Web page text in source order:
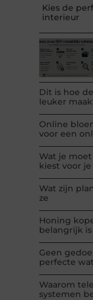
Kies de
interieur
Dit is hoe
leuker
Online
voor een
Wat je
kiest voor
Wat zijn
ze
Honing
belangrijk is
Geen
perfecte
Waarom
systemen